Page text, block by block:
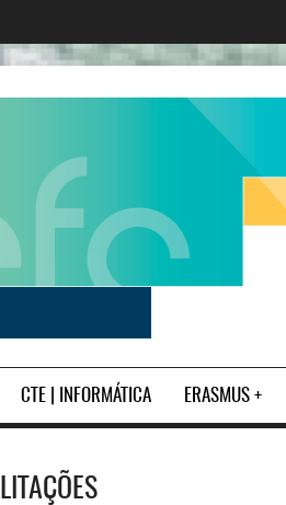
CTE | INFORMÁTICA ERASMUS +